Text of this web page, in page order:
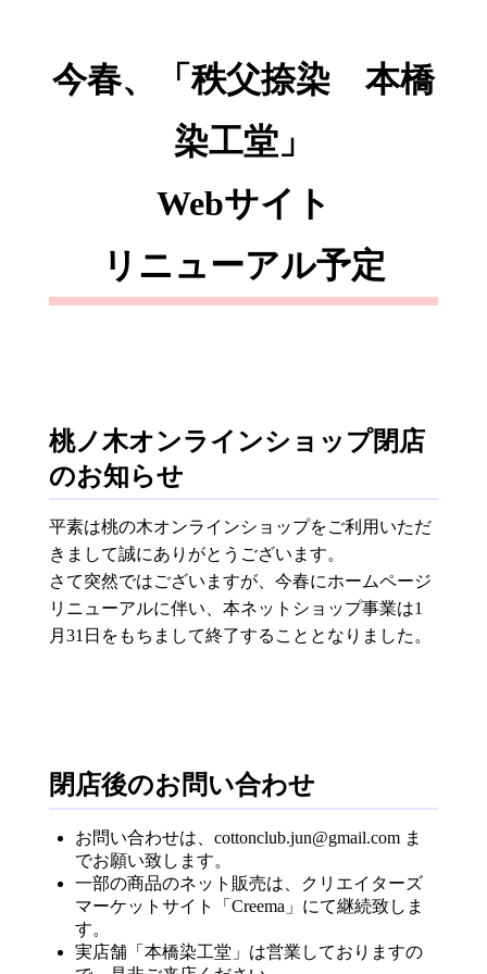
今春、「秩父捺染 本橋
染工堂」
Webサイト
リニューアル予定
桃ノ木オンラインショップ閉店
のお知らせ
平素は桃の木オンラインショップをご利用いただ
きまして誠にありがとうございます。
さて突然ではございますが、今春にホームページ
リニューアルに伴い、本ネットショップ事業は1
月31日をもちまして終了することとなりました。
閉店後のお問い合わせ
お問い合わせは、cottonclub.jun@gmail.com ま
でお願い致します。
一部の商品のネット販売は、クリエイターズ
マーケットサイト「Creema」にて継続致しま
す。
実店舗「本橋染工堂」は営業しておりますの